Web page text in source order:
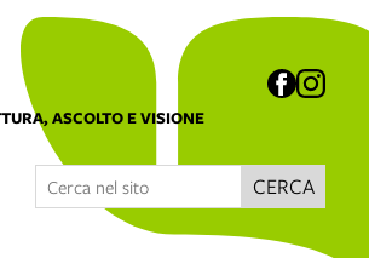
ASCOLTO E VISIONE
CERCA